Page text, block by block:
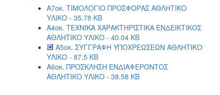
Α7οκ. ΤΙΜΟΛΟΓΙΟ ΠΡΟΣΦΟΡΑΣ ΑΘΛΗΤΙΚΟ
ΥΛΙΚΟ - 35.78 KB
Α4οκ. ΤΕΧΝΙΚΑ ΧΑΡΑΚΤΗΡΙΣΤΙΚΑ ΕΝΔΕΙΚΤΙΚΟΣ
ΑΘΛΗΤΙΚΟ ΥΛΙΚΟ - 40.04 KB
Α5οκ. ΣΥΓΓΡΑΦΗ ΥΠΟΧΡΕΩΣΕΩΝ ΑΘΛΗΤΙΚΟ
ΥΛΙΚΟ - 87.5 KB
Α6οκ. ΠΡΟΣΚΛΗΣΗ ΕΝΔΙΑΦΕΡΟΝΤΟΣ
ΑΘΛΗΤΙΚΟ ΥΛΙΚΟ - 38.58 KB